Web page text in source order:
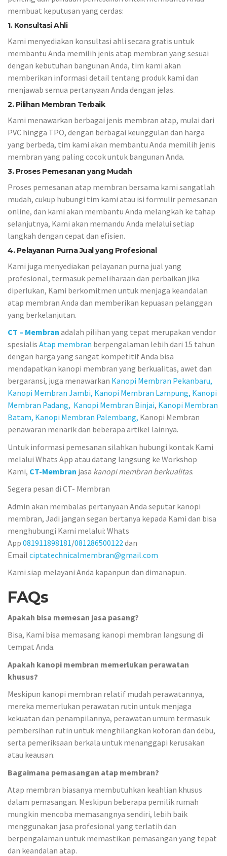
membuat keputusan yang cerdas:
1. Konsultasi Ahli
Kami menyediakan konsultasi ahli secara gratis untuk
membantu Anda memilih jenis atap membran yang sesuai
dengan kebutuhan bangunan Anda, tim kami akan
memberikan informasi detail tentang produk kami dan
menjawab semua pertanyaan Anda dengan jelas.
2. Pilihan Membran Terbaik
Kami menawarkan berbagai jenis membran atap, mulai dari
PVC hingga TPO, dengan berbagai keunggulan dan harga
yang berbeda, tim kami akan membantu Anda memilih jenis
membran yang paling cocok untuk bangunan Anda.
3. Proses Pemesanan yang Mudah
Proses pemesanan atap membran bersama kami sangatlah
mudah, cukup hubungi tim kami atau isi formulir pemesanan
online, dan kami akan membantu Anda melangkah ke tahap
selanjutnya, Kami akan memandu Anda melalui setiap
langkah dengan cepat dan efisien.
4. Pelayanan Purna Jual yang Profesional
Kami juga menyediakan pelayanan purna jual yang
profesional, termasuk pemeliharaan dan perbaikan jika
diperlukan, Kami berkomitmen untuk menjaga keandalan
atap membran Anda dan memberikan kepuasan pelanggan
yang berkelanjutan.
CT – Membran adalah pilihan yang tepat merupakan vendor
spesialis Atap membran berpengalaman lebih dari 15 tahun
dengan harga yang sangat kompetitif Anda bisa
mendapatkan kanopi membran yang berkualitas, awet dan
bergaransi, juga menawarkan Kanopi Membran Pekanbaru,
Kanopi Membran Jambi, Kanopi Membran Lampung, Kanopi
Membran Padang, Kanopi Membran Binjai, Kanopi Membran
Batam, Kanopi Membran Palembang, Kanopi Membran
penawaran menarik dan beberapa artikel lainnya.
Untuk informasi pemesanan silahkan hubungi kontak Kami
melalui Whats App atau datang langsung ke Workshop
Kami, CT-Membran jasa kanopi membran berkualitas.
Segera pesan di CT- Membran
Admin akan membalas pertanyaan Anda seputar kanopi
membran, Jadi jangan segan bertanya kepada Kami dan bisa
menghubungi Kami melalui: Whats
App 081911898181/081286500122 dan
Email ciptatechnicalmembran@gmail.com
Kami siap melayani Anda kapanpun dan dimanapun.
FAQs
Apakah bisa memesan jasa pasang?
Bisa, Kami bisa memasang kanopi membran langsung di
tempat Anda.
Apakah kanopi membran memerlukan perawatan
khusus?
Meskipun kanopi membran relatif mudah perawatannya,
mereka memerlukan perawatan rutin untuk menjaga
kekuatan dan penampilannya, perawatan umum termasuk
pembersihan rutin untuk menghilangkan kotoran dan debu,
serta pemeriksaan berkala untuk menanggapi kerusakan
atau keausan.
Bagaimana pemasangan atap membran?
Atap membran biasanya membutuhkan keahlian khusus
dalam pemasangan. Meskipun beberapa pemilik rumah
mungkin mencoba memasangnya sendiri, lebih baik
menggunakan jasa profesional yang terlatih dan
berpengalaman untuk memastikan pemasangan yang tepat
dan keandalan atap.